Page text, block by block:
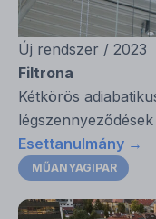
Új rendszer / 2023
Filtrona
Kétkörös
Esettanulmány →
MŰANYAGIPAR